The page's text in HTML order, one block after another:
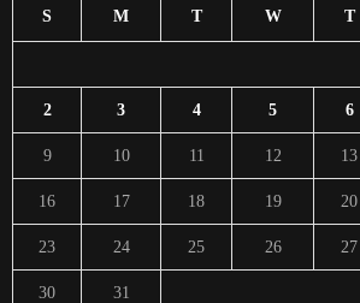
S M T W T
2 3 4 5 6
9 10 11 12 13
16 17 18 19 20
23 24 25 26 27
30
31